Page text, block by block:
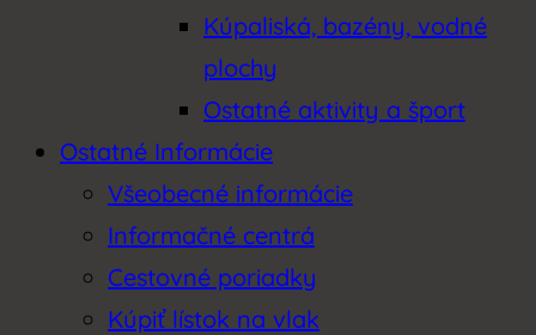
Kúpaliská, bazény, vodné
plochy
Ostatné aktivity a šport
Ostatné Informácie
Všeobecné informácie
Informačné centrá
Cestovné poriadky
Kúpiť lístok na vlak